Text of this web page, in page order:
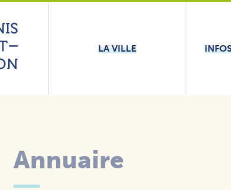
LA VILLE
Annuaire